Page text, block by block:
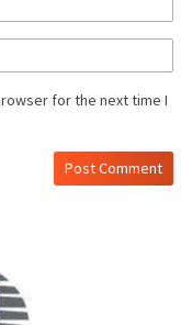
for the next time I